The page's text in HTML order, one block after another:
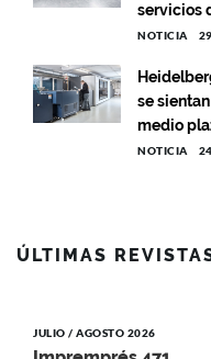
servicios
NOTICIA
se
medio
NOTICIA
ÚLTIMAS
JULIO / AGOSTO 2026